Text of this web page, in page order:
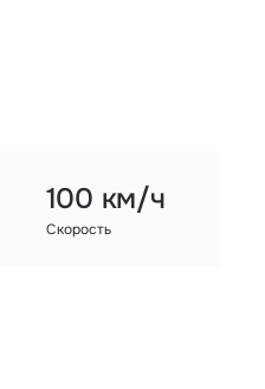
100 км/ч
Скорость